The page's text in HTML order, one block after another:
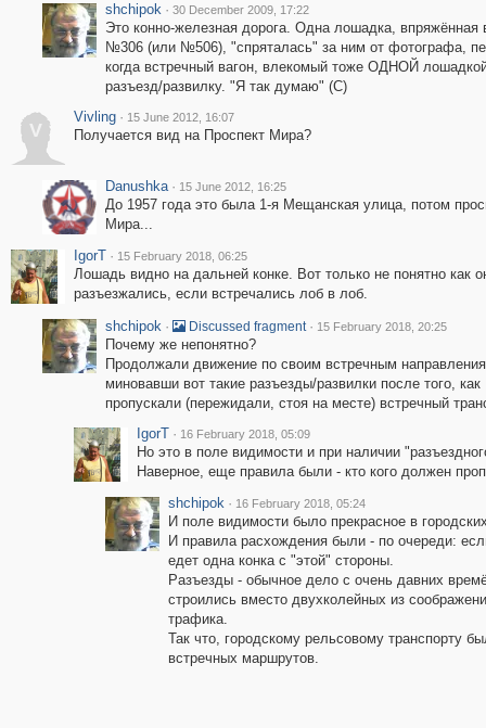
shchipok · 30 December 2009, 17:22
Это конно-железная дорога. Одна лошадка, впряжённая
№306 (или №506), "спряталась" за ним от фотографа,
когда встречный вагон, влекомый тоже ОДНОЙ
разъезд/развилку. "Я так думаю" (С)
V
Vivling · 15 June 2012, 16:07
Получается вид на Проспект Мира?
Danushka · 15 June 2012, 16:25
До 1957 года это была 1-я Мещанская улица, потом
Мира...
IgorT · 15 February 2018, 06:25
Лошадь видно на дальней конке. Вот только не понятно как
разъезжались, если встречались лоб в лоб.
shchipok · Discussed fragment · 15 February 2018, 20:25
Почему же непонятно?
Продолжали движение по своим встречным
миновавши вот такие разъезды/развилки после того, как
пропускали (пережидали, стоя на месте) встречный
IgorT · 16 February 2018, 05:09
Но это в поле видимости и при наличии
Наверное, еще правила были - кто кого должен
shchipok · 16 February 2018, 05:24
И поле видимости было прекрасное в
И правила расхождения были - по очереди:
едет одна конка с "этой" стороны.
Разъезды - обычное дело с очень давних
строились вместо двухколейных из
трафика.
Так что, городскому рельсовому транспорту
встречных маршрутов.